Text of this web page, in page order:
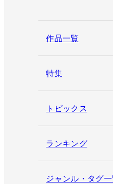
作品一覧
特集
トピックス
ランキング
ジャンル・タグ